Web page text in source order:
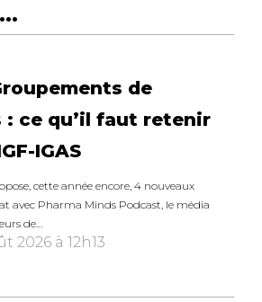
de
: ce qu’il faut retenir
IGAS
cette année encore, 4 nouveaux
avec Pharma Minds Podcast, le média
de…
2026 à 12h13